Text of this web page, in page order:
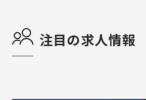
注目の求人情報